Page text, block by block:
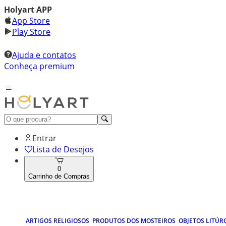
Holyart APP
App Store
Play Store
Ajuda e contatos
Conheça premium
Entrar
Lista de Desejos
0
Carrinho de Compras
ARTIGOS RELIGIOSOS PRODUTOS DOS MOSTEIROS OBJETOS